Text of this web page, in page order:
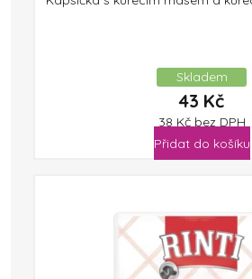
Skladem
43 Kč
38 Kč bez DPH
Přidat do košíku